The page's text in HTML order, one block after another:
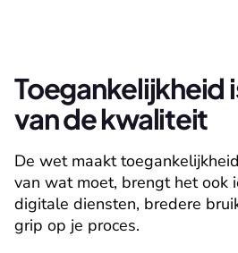
Toegankelijkheid
van de kwaliteit
De wet maakt
van wat moet, brengt het ook
digitale diensten, bredere
grip op je proces.